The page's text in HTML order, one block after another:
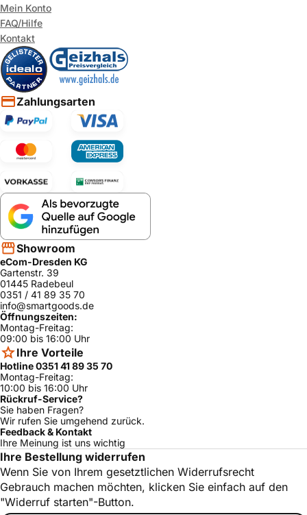
Mein Konto
FAQ/Hilfe
Kontakt
Zahlungsarten
Showroom
eCom-Dresden KG
Gartenstr. 39
01445 Radebeul
0351 / 41 89 35 70
info@smartgoods.de
Öffnungszeiten:
Montag-Freitag:
09:00 bis 16:00 Uhr
Ihre Vorteile
Hotline 0351 41 89 35 70
Montag-Freitag:
10:00 bis 16:00 Uhr
Rückruf-Service?
Sie haben Fragen?
Wir rufen Sie umgehend zurück.
Feedback & Kontakt
Ihre Meinung ist uns wichtig
Ihre Bestellung widerrufen
Wenn Sie von Ihrem gesetztlichen Widerrufsrecht
Gebrauch machen möchten, klicken Sie einfach auf den
"Widerruf starten"-Button.